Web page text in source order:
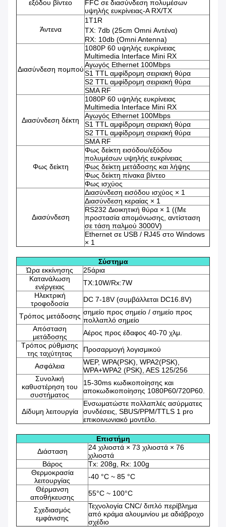
εξόδου βίντεο
FFC σε διασύνδεση πολυμέσων
υψηλής ευκρίνειας-A RX/TX
Άντενα
1Τ1R
TX: 7db (25cm Omni Αντένα)
RX: 10db (Omni Antenna)
Διασύνδεση πομπού
1080P 60 υψηλής ευκρίνειας
Multimedia Interface Mini RX
Αγωγός Ethernet 100Mbps
S1 TTL αμφίδρομη σειριακή θύρα
S2 TTL αμφίδρομη σειριακή θύρα
SMA RF
Διασύνδεση δέκτη
1080P 60 υψηλής ευκρίνειας
Multimedia Interface Mini RX
Αγωγός Ethernet 100Mbps
S1 TTL αμφίδρομη σειριακή θύρα
S2 TTL αμφίδρομη σειριακή θύρα
SMA RF
Φως δείκτη
Φως δείκτη εισόδου/εξόδου
πολυμέσων υψηλής ευκρίνειας
Φως δείκτη μετάδοσης και λήψης
Φως δείκτη πίνακα βίντεο
Φως ισχύος
Διασύνδεση
Διασύνδεση εισόδου ισχύος × 1
Διασύνδεση κεραίας × 1
RS232 Διοικητική θύρα × 1 ((Με
προστασία απομόνωσης, αντίσταση
σε τάση παλμού 3000V)
Ethernet σε USB / RJ45 στο Windows
× 1
Σύστημα
Ώρα εκκίνησης
25άρια
Κατανάλωση
ενέργειας
TX:10W/Rx:7W
Ηλεκτρική
τροφοδοσία
DC 7-18V (συμβάλλεται DC16.8V)
Τρόπος μετάδοσης σημείο προς σημείο / σημείο προς
πολλαπλό σημείο
Απόσταση
μετάδοσης
Αέρος προς έδαφος 40-70 χλμ.
Τρόπος ρύθμισης
της ταχύτητας
Προσαρμογή λογισμικού
Ασφάλεια
WEP, WPA(PSK), WPA2(PSK),
WPA+WPA2 (PSK), AES 125/256
Συνολική
καθυστέρηση του
συστήματος
15-30ms κωδικοποίησης και
αποκωδικοποίησης 1080P60/720P60.
Δίδυμη λειτουργία
Ενσωματώστε πολλαπλές ασύρματες
συνδέσεις, SBUS/PPM/TTLS 1 pro
επικοινωνιακό μοντέλο.
Επιστήμη
Διάσταση
24 χιλιοστά × 73 χιλιοστά × 76
χιλιοστά
Βάρος
Tx: 208g, Rx: 100g
Θερμοκρασία
λειτουργίας
-40 °C ~ 85 °C
Θέρμανση
αποθήκευσης
55°C ~ 100°C
Σχεδιασμός
εμφάνισης
Τεχνολογία CNC/ διπλό περίβλημα
από κράμα αλουμινίου με αδιάβροχο
σχέδιο